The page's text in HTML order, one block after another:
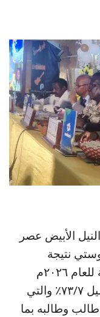
الأبيض عصر
نتيجة
امتحانات شهادة المرحلة المتوسطة للعام ٢٠٢٦م
بنسبة نجاح بلغت ٩٣/٥٪ ونسبة تحصيل ٧٣/٧٪ والتي
وطالبه بما